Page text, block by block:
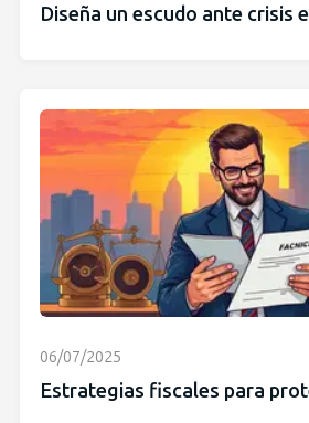
Diseña un escudo ante crisis
06/07/2025
Estrategias fiscales para